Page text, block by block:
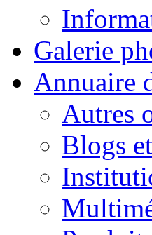
Galerie
Annuaire
Autres
Blogs